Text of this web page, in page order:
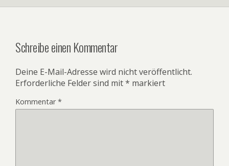
Schreibe einen Kommentar
Deine E-Mail-Adresse wird nicht veröffentlicht.
Erforderliche Felder sind mit* markiert
Kommentar*